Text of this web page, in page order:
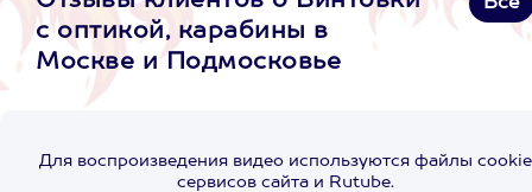
с оптикой, карабины в
Москве и Подмосковье
Для воспроизведения видео используются файлы cookie
сервисов сайта и Rutube.